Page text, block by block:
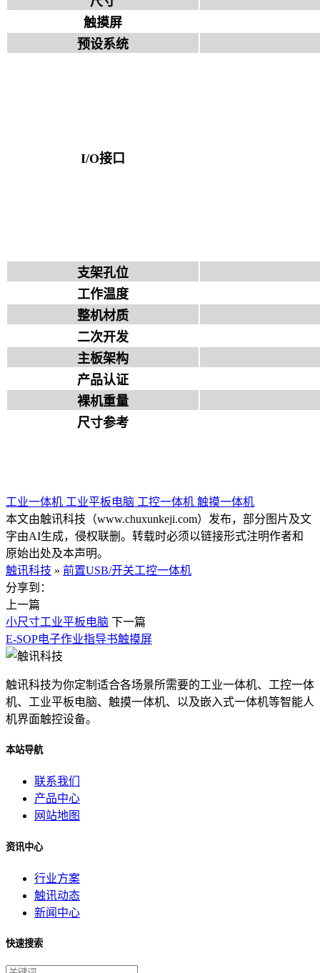
触摸屏
预设系统
I/O接口
支架孔位
工作温度
整机材质
二次开发
主板架构
产品认证
裸机重量
尺寸参考
工业一体机 工业平板电脑 工控一体机 触摸一体机
本文由触讯科技（www.chuxunkeji.com）发布，部分图片及文
字由AI生成，侵权联删。转载时必须以链接形式注明作者和
原始出处及本声明。
触讯科技 » 前置USB/开关工控一体机
分享到：
上一篇
小尺寸工业平板电脑 下一篇
E-SOP电子作业指导书触摸屏
触讯科技为你定制适合各场景所需要的工业一体机、工控一体
机、工业平板电脑、触摸一体机、以及嵌入式一体机等智能人
机界面触控设备。
本站导航
联系我们
产品中心
网站地图
资讯中心
行业方案
触讯动态
新闻中心
快速搜索